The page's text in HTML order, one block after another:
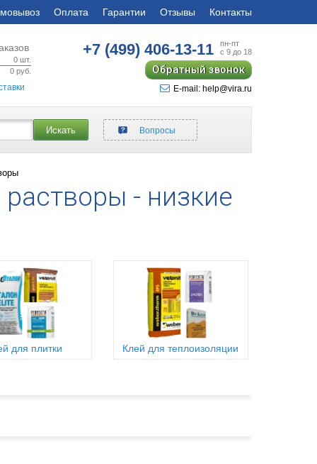
Оплата Гарантии Отзывы Контакты
0 шт.
0 руб.
+7 (499)406-13-11
пн-пт
с 9 до 18
Обратный звонок
E-mail: help@vira.ru
Искать Вопросы
- низкие
для плитки Клей для теплоизоляции